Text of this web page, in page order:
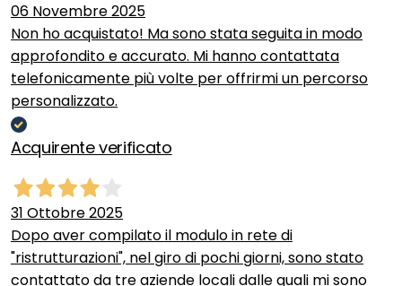
06 Novembre 2025
Non ho acquistato! Ma sono stata seguita in modo
approfondito e accurato. Mi hanno contattata
telefonicamente più volte per offrirmi un percorso
personalizzato.
Acquirente verificato
31 Ottobre 2025
Dopo aver compilato il modulo in rete di
"ristrutturazioni", nel giro di pochi giorni, sono stato
contattato da tre aziende locali dalle quali mi sono